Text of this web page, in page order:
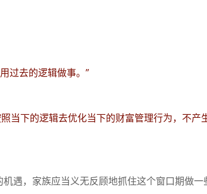
过去的逻辑做事。”
当下的逻辑去优化当下的财富管理行为， 不产
遇，家族应当义无反顾地抓住这个窗口期做一